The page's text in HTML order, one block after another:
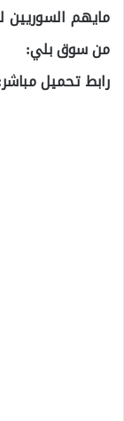
مايهم السوريين
من سوق بلي:
رابط تحميل